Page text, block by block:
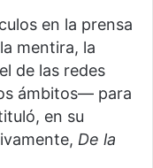
en la prensa
mentira, la
de las redes
ámbitos— para
en su
De la